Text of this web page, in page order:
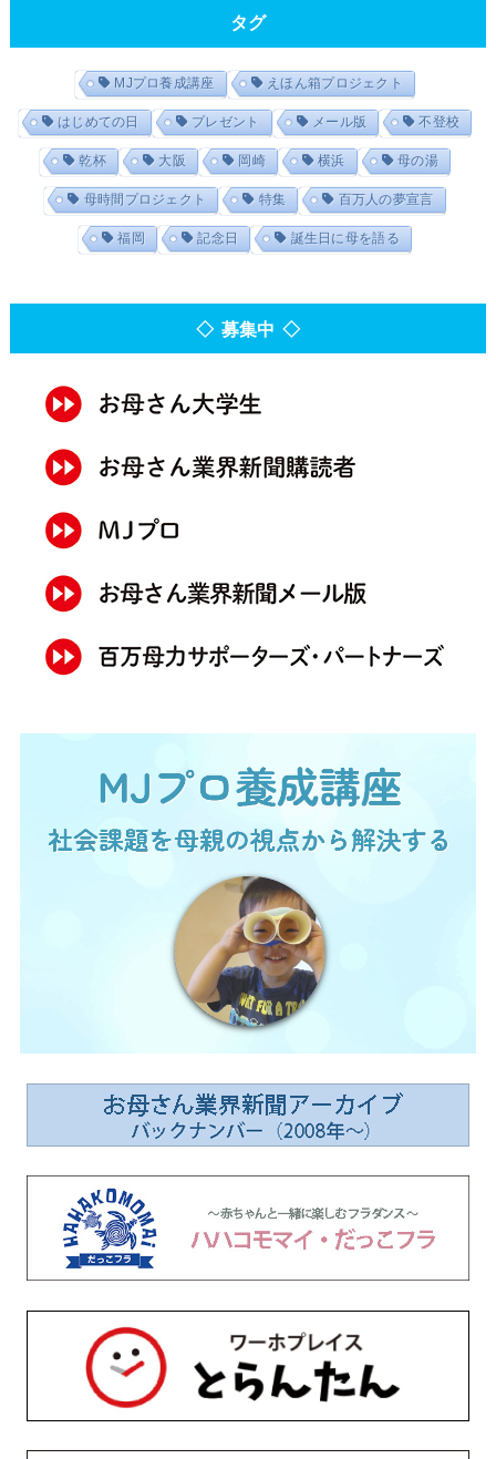
タグ
MJプロ養成講座 えほん箱プロジェクト
はじめての日 プレゼント メール版 不登校
乾杯 大阪 岡崎 横浜 母の湯
母時間プロジェクト 特集 百万人の夢宣言
福岡 記念日 誕生日に母を語る
◇ 募集中 ◇